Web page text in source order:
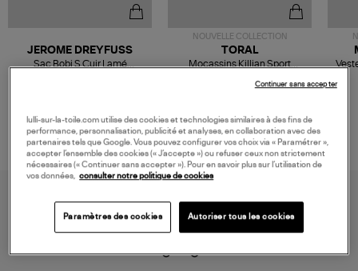
JEROME DREYFUSS
Sac Bobi S Cuir Lamé
NOUVELLE COLLECTION
TORAL
Mocassins Killian Sport
lulli-sur-la-toile.com utilise des cookies et technologies similaires à des fins de
performance, personnalisation, publicité et analyses, en collaboration avec des
partenaires tels que Google. Vous pouvez configurer vos choix via « Paramétrer »,
accepter l’ensemble des cookies (« J’accepte ») ou refuser ceux non strictement
nécessaires (« Continuer sans accepter »). Pour en savoir plus sur l’utilisation de
vos données,
consulter notre politique de cookies
Paramètres des cookies Autoriser tous les cookies
Continuer sans accepter